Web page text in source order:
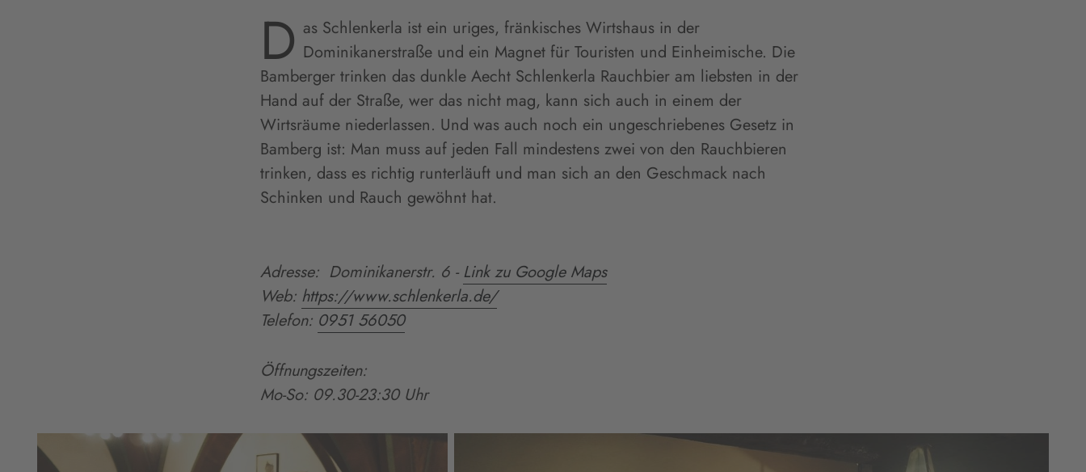
D as Schlenkerla ist ein uriges, fränkisches Wirtshaus in der
Dominikanerstraße und ein Magnet für Touristen und Einheimische. Die
Bamberger trinken das dunkle Aecht Schlenkerla Rauchbier am liebsten in der
Hand auf der Straße, wer das nicht mag, kann sich auch in einem der
Wirtsräume niederlassen. Und was auch noch ein ungeschriebenes Gesetz in
Bamberg ist: Man muss auf jeden Fall mindestens zwei von den Rauchbieren
trinken, dass es richtig runterläuft und man sich an den Geschmack nach
Schinken und Rauch gewöhnt hat.
Adresse: Dominikanerstr. 6 - Link zu Google Maps
Web: https://www.schlenkerla.de/
Telefon: 0951 56050
Öffnungszeiten:
Mo-So: 09.30-23:30 Uhr